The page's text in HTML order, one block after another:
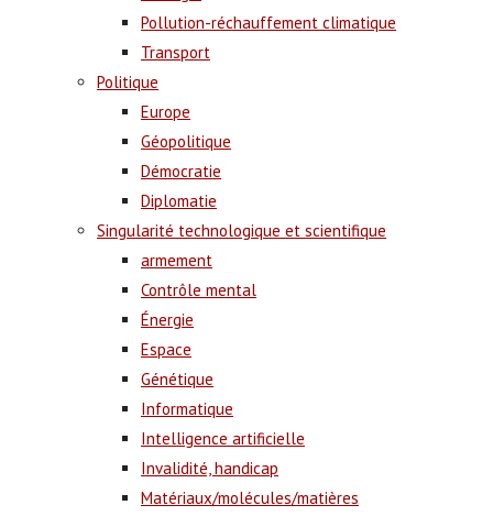
Pollution-réchauffement climatique
Transport
Politique
Europe
Géopolitique
Démocratie
Diplomatie
Singularité technologique et scientifique
armement
Contrôle mental
Énergie
Espace
Génétique
Informatique
Intelligence artificielle
Invalidité, handicap
Matériaux/molécules/matières